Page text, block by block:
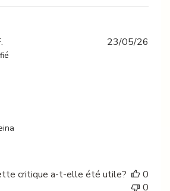
23/05/26
critique a-t-elle été utile?
0
0